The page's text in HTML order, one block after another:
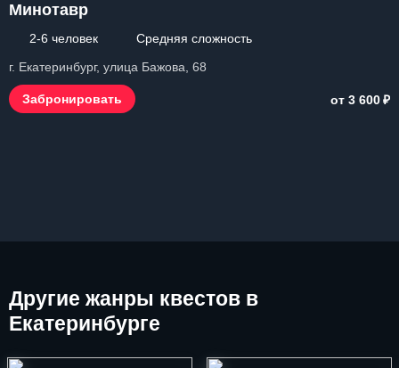
Минотавр
2-6 человек
Средняя сложность
г. Екатеринбург, улица Бажова, 68
Забронировать от 3 600₽
Другие жанры квестов в
Екатеринбурге